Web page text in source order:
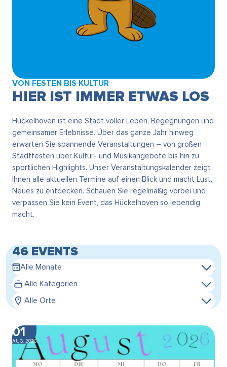
VON FESTEN BIS KULTUR
HIER IST IMMER ETWAS LOS
Hückelhoven ist eine Stadt voller Leben, Begegnungen und
gemeinsamer Erlebnisse. Über das ganze Jahr hinweg
erwarten Sie spannende Veranstaltungen – von großen
Stadtfesten über Kultur- und Musikangebote bis hin zu
sportlichen Highlights. Unser Veranstaltungskalender zeigt
Ihnen alle aktuellen Termine auf einen Blick und macht Lust,
Neues zu entdecken. Schauen Sie regelmäßig vorbei und
verpassen Sie kein Event, das Hückelhoven so lebendig
macht.
46 EVENTS
Alle Monate
Alle Kategorien
Alle Orte
01
AUG. 2026